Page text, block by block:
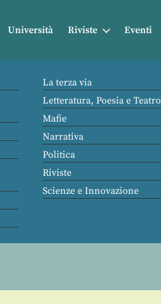
Università Riviste Eventi
La terza via
Letteratura, Poesia e Teatro
Mafie
Narrativa
Politica
Riviste
Scienze e Innovazione